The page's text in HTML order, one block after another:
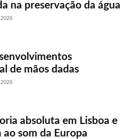
na preservação da água
de mãos dadas
absoluta em Lisboa e
som da Europa